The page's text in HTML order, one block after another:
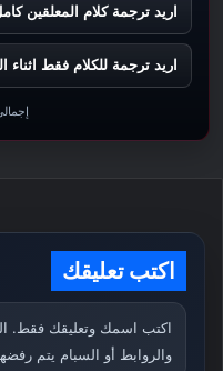
اريد ترجمة كلام المعلقين
اريد ترجمة للكلام فقط اثناء
اكتب تعليقك
اكتب اسمك وتعليقك فقط.
والروابط أو السبام يتم رفضها